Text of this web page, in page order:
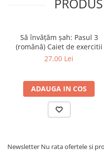
Să învățăm șah: Pasul 3
(română) Caiet de exercitii
27,00 Lei
ADAUGA IN COS
Newsletter Nu rata ofertele si